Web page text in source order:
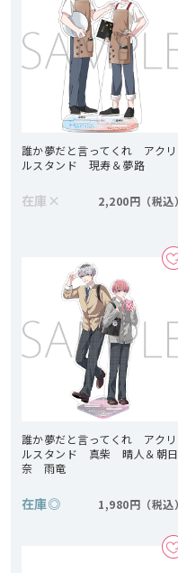
誰か夢だと言ってくれ アクリ
ルスタンド 現寿＆夢路
在庫 × 2,200円
誰か夢だと言ってくれ アクリ
ルスタンド 真柴 晴人＆朝日
奈 雨竜
在庫◎ 1,980円